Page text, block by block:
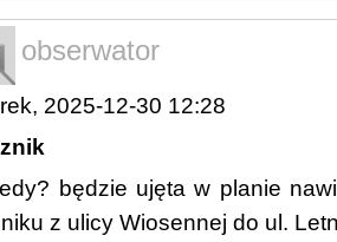
obserwator
2025-12-30 12:28
będzie ujęta w planie
z ulicy Wiosennej do ul.